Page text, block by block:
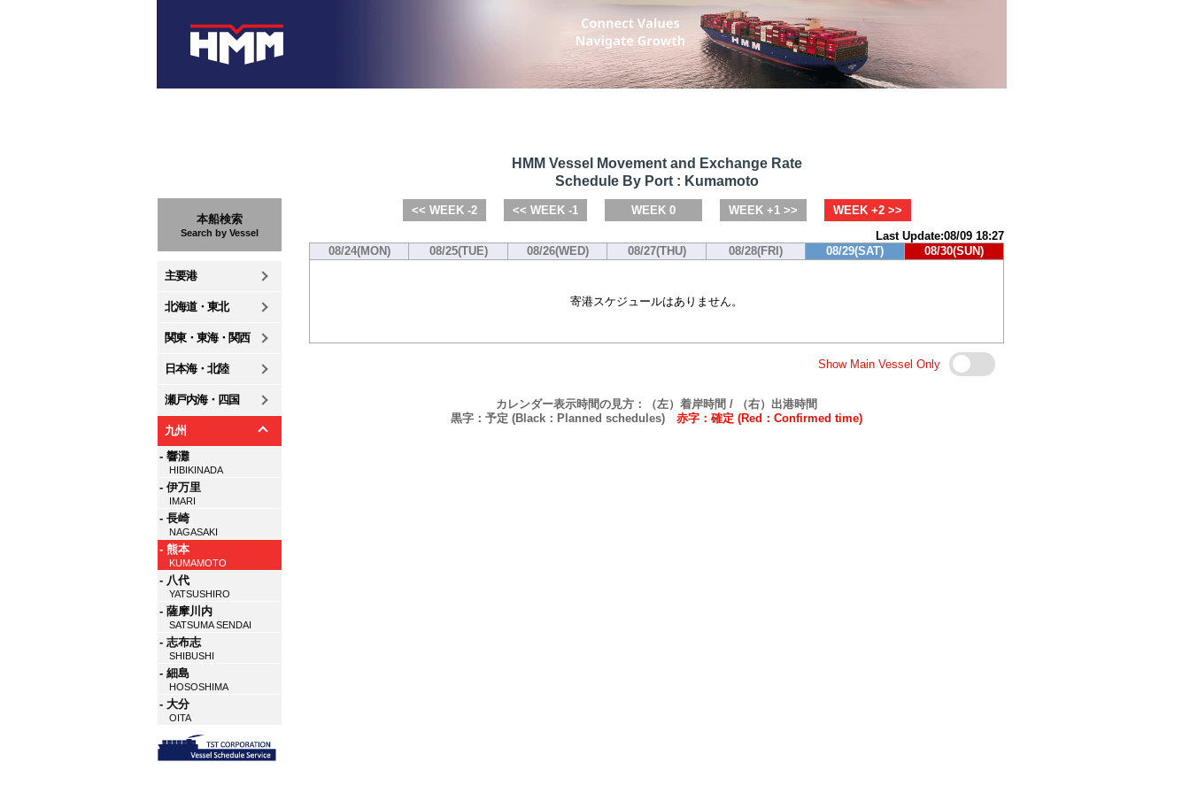
本船検索
Search by Vessel
主要港
北海道・東北
関東・東海・関西
日本海・北陸
瀬戸内海・四国
九州
- 響灘
HIBIKINADA
- 伊万里
IMARI
- 長崎
NAGASAKI
- 熊本
KUMAMOTO
- 八代
YATSUSHIRO
- 薩摩川内
SATSUMA SENDAI
- 志布志
SHIBUSHI
- 細島
HOSOSHIMA
- 大分
OITA
HMM Vessel Movement and Exchange Rate
Schedule By Port : Kumamoto
<< WEEK -2 << WEEK -1 WEEK 0 WEEK +1 >>
WEEK +2 >>
Last Update:08/09 18:27
08/24(MON)
08/25(TUE) 08/26(WED) 08/27(THU) 08/28(FRI) 08/29(SAT) 08/30(SUN)
寄港スケジュールはありません。
Show Main Vessel Only
カレンダー表示時間の見方：（左）着岸時間 / （右）出港時間
黒字：予定 (Black：Planned schedules) 赤字：確定 (Red：Confirmed time)